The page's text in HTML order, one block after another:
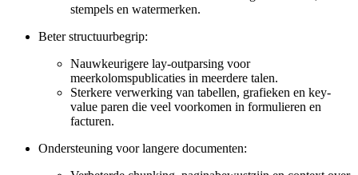
stempels en watermerken.
Beter structuurbegrip:
Nauwkeurigere lay-outparsing voor
meerkolomspublicaties in meerdere talen.
Sterkere verwerking van tabellen, grafieken en key-
value paren die veel voorkomen in formulieren en
facturen.
Ondersteuning voor langere documenten: